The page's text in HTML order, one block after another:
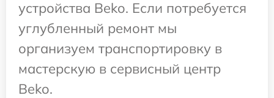
устройства Beko. Если потребуется
углубленный ремонт мы
организуем транспортировку в
мастерскую в сервисный центр
Beko.